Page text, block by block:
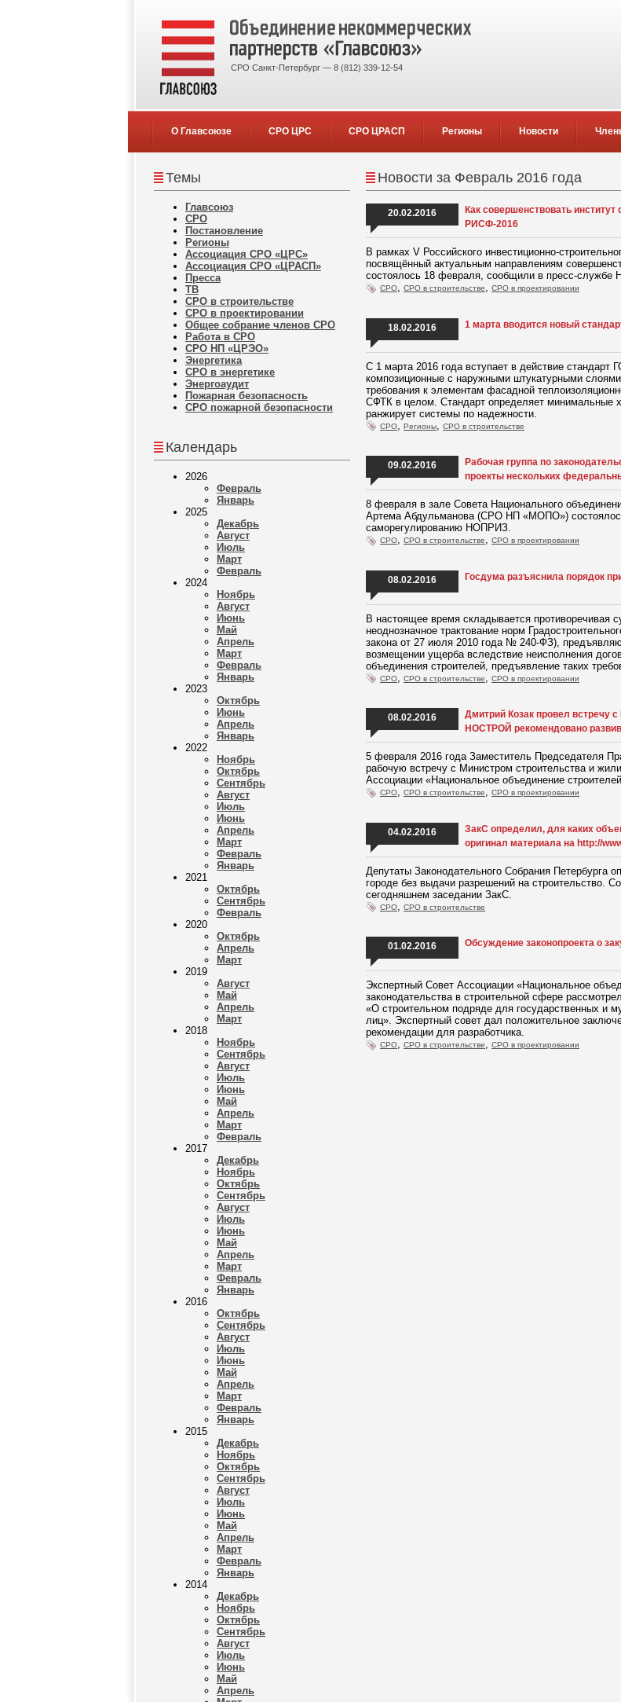
СРО Санкт-Петербург — 8 (812) 339-12-54
О Главсоюзе СРО ЦРС СРО ЦРАСП Регионы Новости
Темы
Главсоюз
СРО
Постановление
Регионы
Ассоциация СРО «ЦРС»
Ассоциация СРО «ЦРАСП»
Пресса
ТВ
СРО в строительстве
СРО в проектировании
Общее собрание членов СРО
Работа в СРО
СРО НП «ЦРЭО»
Энергетика
СРО в энергетике
Энергоаудит
Пожарная безопасность
СРО пожарной безопасности
Календарь
2026
Февраль
Январь
2025
Декабрь
Август
Июль
Март
Февраль
2024
Ноябрь
Август
Июнь
Май
Апрель
Март
Февраль
Январь
2023
Октябрь
Июнь
Апрель
Январь
2022
Ноябрь
Октябрь
Сентябрь
Август
Июль
Июнь
Апрель
Март
Февраль
Январь
2021
Октябрь
Сентябрь
Февраль
2020
Октябрь
Апрель
Март
2019
Август
Май
Апрель
Март
2018
Ноябрь
Сентябрь
Август
Июль
Июнь
Май
Апрель
Март
Февраль
2017
Декабрь
Ноябрь
Октябрь
Сентябрь
Август
Июль
Июнь
Май
Апрель
Март
Февраль
Январь
2016
Октябрь
Сентябрь
Август
Июль
Июнь
Май
Апрель
Март
Февраль
Январь
2015
Декабрь
Ноябрь
Октябрь
Сентябрь
Август
Июль
Июнь
Май
Апрель
Март
Февраль
Январь
2014
Декабрь
Ноябрь
Октябрь
Сентябрь
Август
Июль
Июнь
Май
Апрель
Новости за Февраль 2016 года
20.02.2016
Как совершенствовать
РИСФ-2016
В рамках V Российского инвестиционно-
посвящённый актуальным направлениям
состоялось 18 февраля, сообщили в пресс-
СРО, СРО в строительстве, СРО в проектировании
18.02.2016 1 марта вводится новый
С 1 марта 2016 года вступает в действие
композиционные с наружными штукатурными
требования к элементам фасадной
СФТК в целом. Стандарт определяет минимальные
ранжирует системы по надежности.
СРО Регионы СРО в строительстве
09.02.2016
Рабочая группа по
проекты нескольких
8 февраля в зале Совета Национального
Артема Абдульманова (СРО НП «МОПО»)
саморегулированию НОПРИЗ.
СРО, СРО в строительстве, СРО в проектировании
08.02.2016 Госдума разъяснила порядок
В настоящее время складывается противоречивая
неоднозначное трактование норм
закона от 27 июля 2010 года № 240-ФЗ),
возмещении ущерба вследствие неисполнения
объединения строителей, предъявление таких
СРО СРО в строительстве СРО в проектировании
08.02.2016
Дмитрий Козак провел
НОСТРОЙ рекомендовано
5 февраля 2016 года Заместитель Председателя
рабочую встречу с Министром строительства и
Ассоциации «Национальное объединение
СРО, СРО в строительстве, СРО в проектировании
04.02.2016
ЗакС определил, для каких
оригинал материала на http://
Депутаты Законодательного Собрания Петербурга
городе без выдачи разрешений на строительство.
сегодняшнем заседании ЗакС.
СРО СРО в строительстве
01.02.2016 Обсуждение законопроекта о
Экспертный Совет Ассоциации «Национальное
законодательства в строительной сфере
«О строительном подряде для государственных и
лиц». Экспертный совет дал положительное
рекомендации для разработчика.
СРО, СРО в строительстве, СРО в проектировании